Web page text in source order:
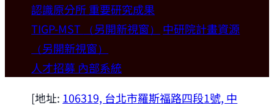
Welcome
歡迎本所新聘合聘研究員陳俊維特聘教授
(國立台灣大學材料科學與工程學系)。
2026-07-14
認識原分所重要研究成果
TIGP-MST （另開新視窗）
中研院計畫資源
（另開新視窗）
人才招募 內部系統
[地址: 106319, 台北市羅斯福路四段1號, 中